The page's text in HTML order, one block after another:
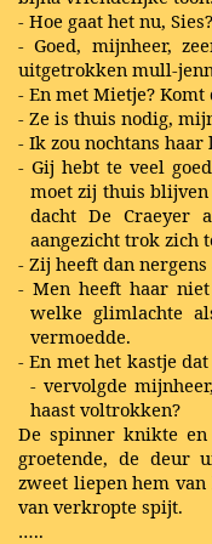
- Hoe gaat het nu, Sies?
- Goed, mijnheer,
uitgetrokken mull-
- En met Mietje?
- Ze is thuis nodig,
- Ik zou nochtans
- Gij hebt te veel
moet zij thuis
dacht De Craeyer
aangezicht trok zich
- Zij heeft dan
- Men heeft haar niet
welke glimlachte
vermoedde.
- En met het kastje
- vervolgde
haast voltrokken?
De spinner knikte
groetende, de deur
zweet liepen hem
van verkropte spijt.
…..